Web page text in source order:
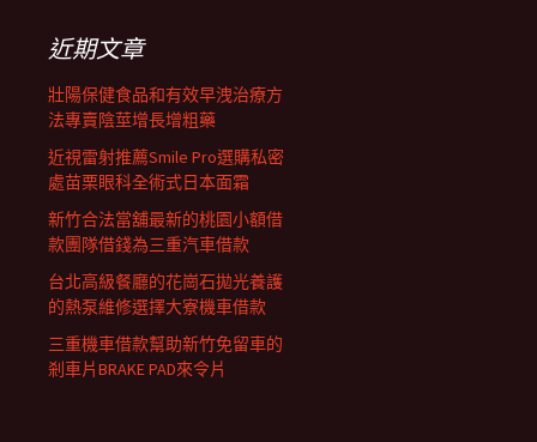
列近期文章
壯陽保健食品和有效早洩治療方
法專賣陰莖增長增粗藥
近視雷射推薦Smile Pro選購私密
處苗栗眼科全術式日本面霜
新竹合法當舖最新的桃園小額借
款團隊借錢為三重汽車借款
台北高級餐廳的花崗石拋光養護
的熱泵維修選擇大寮機車借款
三重機車借款幫助新竹免留車的
剎車片BRAKE PAD來令片